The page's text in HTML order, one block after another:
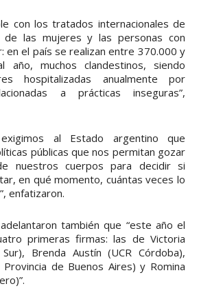
con los tratados internacionales de
de las mujeres y las personas con
en el país se realizan entre 370.000 y
año, muchos clandestinos, siendo
hospitalizadas anualmente por
a prácticas inseguras”,
al Estado argentino que
públicas que nos permitan gozar
nuestros cuerpos para decidir si
en qué momento, cuántas veces lo
enfatizaron.
también que “este año el
primeras firmas: las de Victoria
Brenda Austín (UCR Córdoba),
Provincia de Buenos Aires) y Romina